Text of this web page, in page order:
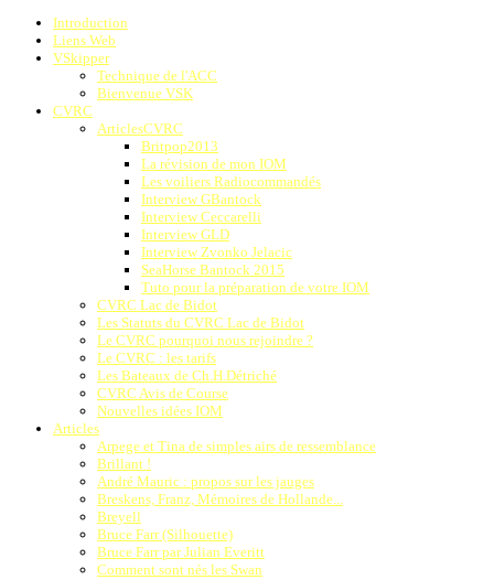
Introduction
Liens Web
VSkipper
Technique de l'ACC
Bienvenue VSK
CVRC
ArticlesCVRC
Britpop2013
La révision de mon IOM
Les voiliers Radiocommandés
Interview GBantock
Interview Ceccarelli
Interview GLD
Interview Zvonko Jelacic
SeaHorse Bantock 2015
Tuto pour la préparation de votre IOM
CVRC Lac de Bidot
Les Statuts du CVRC Lac de Bidot
Le CVRC pourquoi nous rejoindre ?
Le CVRC : les tarifs
Les Bateaux de Ch.H.Détriché
CVRC Avis de Course
Nouvelles idées IOM
Articles
Arpege et Tina de simples airs de ressemblance
Brillant !
André Mauric : propos sur les jauges
Breskens, Franz, Mémoires de Hollande...
Breyell
Bruce Farr (Silhouette)
Bruce Farr par Julian Everitt
Comment sont nés les Swan